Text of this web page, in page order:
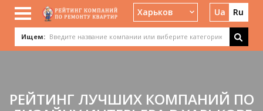
Харьков Ua Ru
Ищем:
РЕЙТИНГ ЛУЧШИХ КОМПАНИЙ ПО